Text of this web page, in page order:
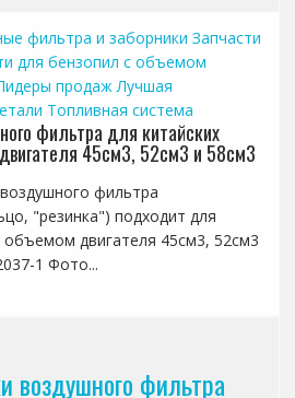
фильтра и заборники Запчасти
для бензопил с объемом
продаж Лучшая
Топливная система
фильтра для китайских
45см3, 52см3 и 58см3
фильтра
"резинка") подходит для
объемом двигателя 45см3, 52см3
1 Фото...
воздушного фильтра